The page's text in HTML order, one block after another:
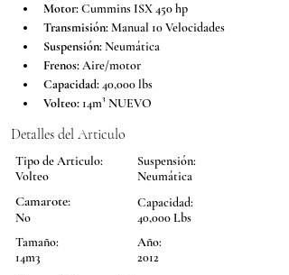
Motor: Cummins ISX 450 hp
Transmisión: Manual 10 Velocidades
Suspensión: Neumática
Frenos: Aire/motor
Capacidad: 40,000 lbs
Volteo: 14m³ NUEVO
Detalles del Articulo
Tipo de Articulo:
Volteo
Camarote:
No
Tamaño:
14m3
Suspensión:
Neumática
Capacidad:
40,000 Lbs
Año:
2012